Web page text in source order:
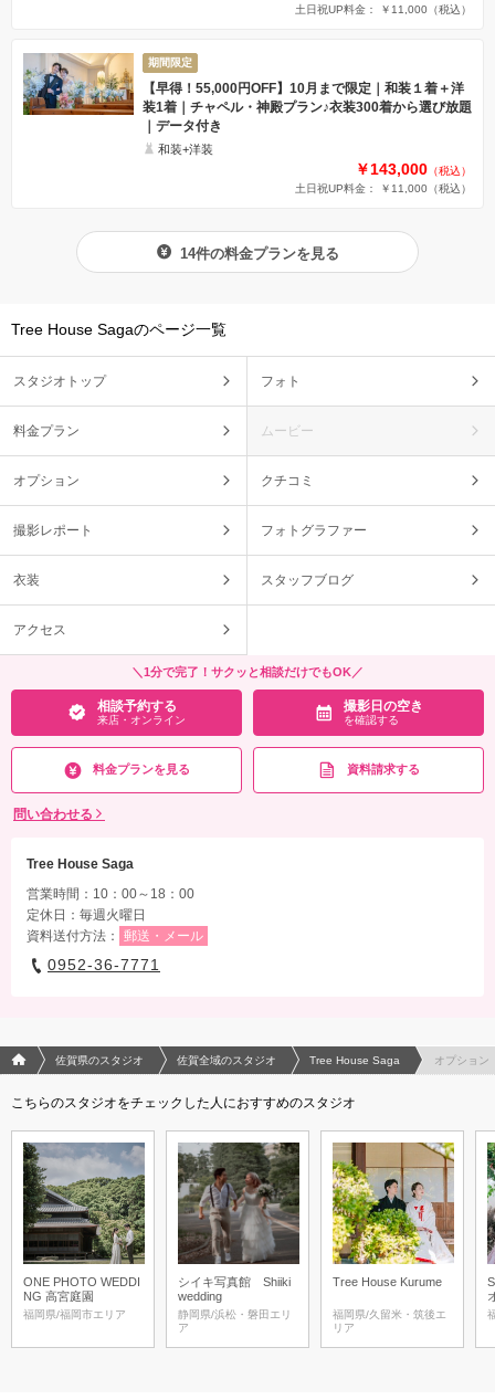
土日祝UP料金： ￥11,000 （税込）
期間限定
【早得！55,000円OFF】10月まで限定｜和装１着＋洋
装1着｜チャペル・神殿プラン♪衣装300着から選び放題
｜データ付き
和装+洋装
￥143,000 （税込）
土日祝UP料金： ￥11,000 （税込）
14件の料金プランを見る
Tree House Sagaのページ一覧
スタジオトップ フォト
料金プラン ムービー
オプション クチコミ
撮影レポート フォトグラファー
衣装 スタッフブログ
アクセス
＼1分で完了！サクッと相談だけでもOK／
相談予約する
来店・オンライン
撮影日の空き
を確認する
料金プランを見る 資料請求する
問い合わせる
Tree House Saga
営業時間：10：00～18：00
定休日：毎週火曜日
資料送付方法：
郵送・メール
0952-36-7771
フォトウエディング/結婚写真のPhotorait ホーム
佐賀県のスタジオ 佐賀全域のスタジオ Tree House Saga オプション
こちらのスタジオをチェックした人におすすめのスタジオ
ONE PHOTO WEDDI
NG 高宮庭園
福岡県/福岡市エリア
シイキ写真館 Shiiki
wedding
静岡県/浜松・磐田エリ
ア
Tree House Kurume
福岡県/久留米・筑後エ
リア